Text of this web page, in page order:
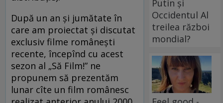
După un an și jumătate în
care am proiectat și discutat
exclusiv filme românești
recente, începînd cu acest
sezon al „Să Film!” ne
propunem să prezentăm
lunar cîte un film românesc
Putin și
Occidentul Al
treilea război
mondial?